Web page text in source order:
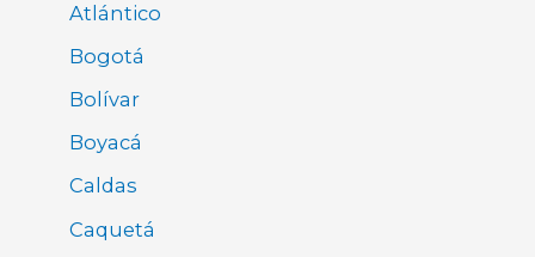
Atlántico
Bogotá
Bolívar
Boyacá
Caldas
Caquetá